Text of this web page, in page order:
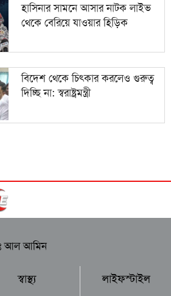
হাসিনার সামনে আসার নাটক লাইভ
থেকে বেরিয়ে যাওয়ার হিড়িক
বিদেশ থেকে চিৎকার করলেও গুরুত্ব
দিচ্ছি না: স্বরাষ্ট্রমন্ত্রী
আল আমিন
স্বাস্থ্য লাইফস্টাইল